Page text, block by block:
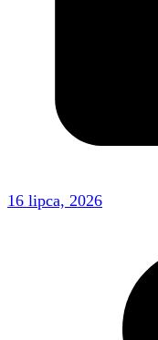
16 lipca, 2026